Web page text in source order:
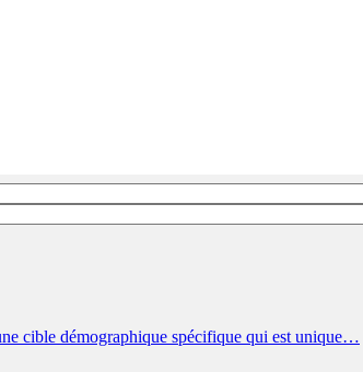
cible démographique spécifique qui est unique…